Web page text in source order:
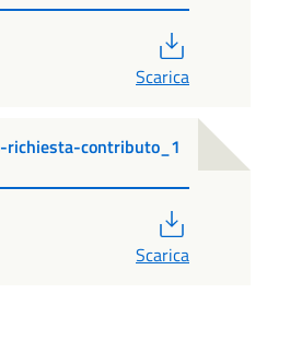
Scarica
richiesta-contributo_1
Scarica